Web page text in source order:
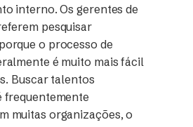
interno. Os gerentes de
pesquisar
o processo de
é muito mais fácil
Buscar talentos
frequentemente
muitas organizações, o